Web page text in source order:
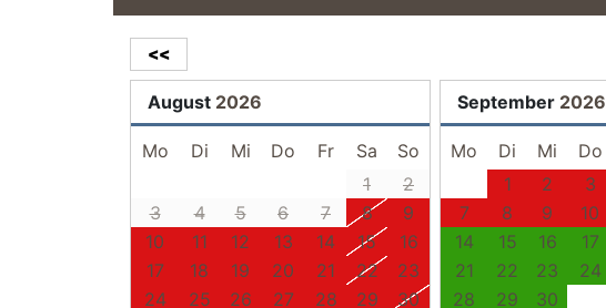
<<
August 2026
Mo Di Mi Do Fr Sa
So
1
2
3
4 5 6 7 8
9
10
11 12 13 14 15
16
17
18 19 20 21 22
23
24
25 26 27 28 29
30
September 2026
Mo Di Mi Do
1
2 3
7
8 9 10
14
15 16 17
21
22 23 24
28
29 30